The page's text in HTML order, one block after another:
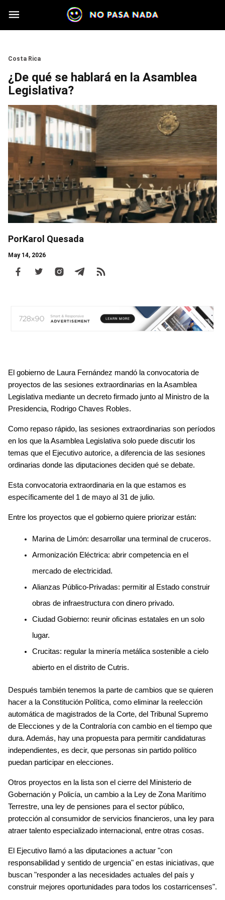
Skip to main content
Section
Costa Rica
¿De qué se hablará en la Asamblea
Legislativa?
Image
Image
PorKarol Quesada
May 14, 2026
Body
El gobierno de Laura Fernández mandó la convocatoria de
proyectos de las sesiones extraordinarias en la Asamblea
Legislativa mediante un decreto firmado junto al Ministro de la
Presidencia, Rodrigo Chaves Robles.
Como repaso rápido, las sesiones extraordinarias son períodos
en los que la Asamblea Legislativa solo puede discutir los
temas que el Ejecutivo autorice, a diferencia de las sesiones
ordinarias donde las diputaciones deciden qué se debate.
Esta convocatoria extraordinaria en la que estamos es
específicamente del 1 de mayo al 31 de julio.
Entre los proyectos que el gobierno quiere priorizar están:
Marina de Limón: desarrollar una terminal de cruceros.
Armonización Eléctrica: abrir competencia en el
mercado de electricidad.
Alianzas Público-Privadas: permitir al Estado construir
obras de infraestructura con dinero privado.
Ciudad Gobierno: reunir oficinas estatales en un solo
lugar.
Crucitas: regular la minería metálica sostenible a cielo
abierto en el distrito de Cutris.
Después también tenemos la parte de cambios que se quieren
hacer a la Constitución Política, como eliminar la reelección
automática de magistrados de la Corte, del Tribunal Supremo
de Elecciones y de la Contraloría con cambio en el tiempo que
dura. Además, hay una propuesta para permitir candidaturas
independientes, es decir, que personas sin partido político
puedan participar en elecciones.
Otros proyectos en la lista son el cierre del Ministerio de
Gobernación y Policía, un cambio a la Ley de Zona Marítimo
Terrestre, una ley de pensiones para el sector público,
protección al consumidor de servicios financieros, una ley para
atraer talento especializado internacional, entre otras cosas.
El Ejecutivo llamó a las diputaciones a actuar "con
responsabilidad y sentido de urgencia" en estas iniciativas, que
buscan "responder a las necesidades actuales del país y
construir mejores oportunidades para todos los costarricenses".